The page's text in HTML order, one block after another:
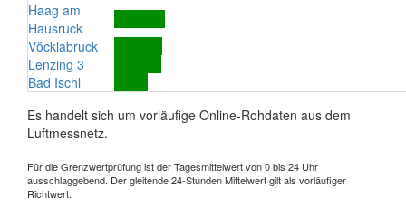
Haag am
Hausruck
Vöcklabruck
Lenzing 3
Bad Ischl
Es handelt sich um vorläufige Online-Rohdaten aus dem
Luftmessnetz.
Für die Grenzwertprüfung ist der Tagesmittelwert von 0 bis 24 Uhr
ausschlaggebend. Der gleitende 24-Stunden Mittelwert gilt als vorläufiger
Richtwert.